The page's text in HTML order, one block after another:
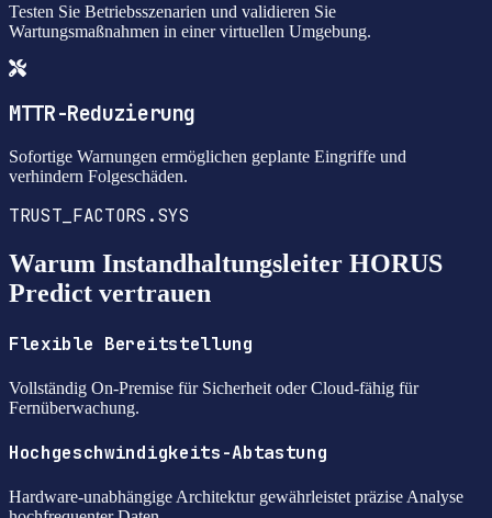
Testen Sie Betriebsszenarien und validieren Sie
Wartungsmaßnahmen in einer virtuellen Umgebung.
MTTR-Reduzierung
Sofortige Warnungen ermöglichen geplante Eingriffe und
verhindern Folgeschäden.
TRUST_FACTORS.SYS
Warum Instandhaltungsleiter HORUS
Predict vertrauen
Flexible Bereitstellung
Vollständig On-Premise für Sicherheit oder Cloud-fähig für
Fernüberwachung.
Hochgeschwindigkeits-Abtastung
Hardware-unabhängige Architektur gewährleistet präzise Analyse